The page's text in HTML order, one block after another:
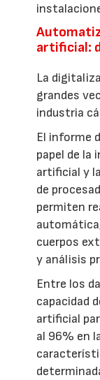
artificial:
La
grandes
industria
El informe
papel de la
artificial y
de
permiten
cuerpos
y análisis
Entre los
capacidad
artificial
al 96% en